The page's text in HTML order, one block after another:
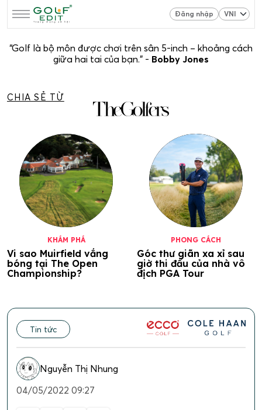
Đăng nhập
“Golf là bộ môn được chơi trên sân 5-inch – khoảng cách
giữa hai tai của bạn.” - Bobby Jones
CHIA SẺ TỪ
KHÁM PHÁ
Vi sao Muirfield vắng
bóng tại The Open
Championship?
PHONG CÁCH
Góc thư giãn xa xỉ sau
giờ thi đấu của nhà vô
địch PGA Tour
Tin tức
Nguyễn Thị Nhung
04/05/2022 09:27